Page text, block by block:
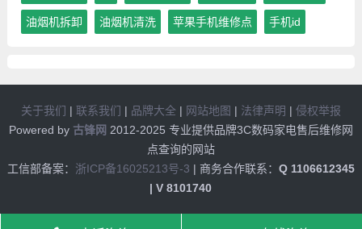
油烟机拆卸 油烟机清洗 苹果手机维修点 手机id
关于我们 | 联系我们 | 品牌大全| 网站地图 | 法律声明 | 侵权举报
Powered by 古锋网 2012-2025 专业提供品牌3C数码家电售后维修网
点查询的网站
工信部备案： 浙ICP备16025213号-3 | 商务合作联系： Q 1106612345
| V 8101740